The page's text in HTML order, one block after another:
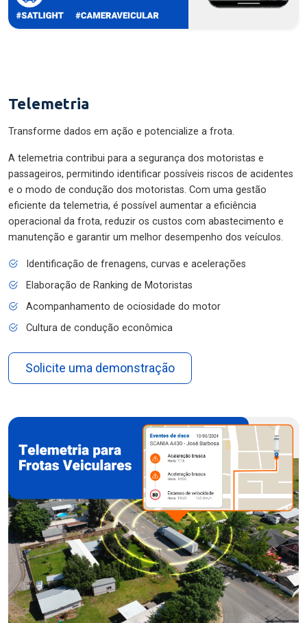
Telemetria
Transforme dados em ação e potencialize a frota.
A telemetria contribui para a segurança dos motoristas e
passageiros, permitindo identificar possíveis riscos de acidentes
e o modo de condução dos motoristas. Com uma gestão
eficiente da telemetria, é possível aumentar a eficiência
operacional da frota, reduzir os custos com abastecimento e
manutenção e garantir um melhor desempenho dos veículos.
Identificação de frenagens, curvas e acelerações
Elaboração de Ranking de Motoristas
Acompanhamento de ociosidade do motor
Cultura de condução econômica
Solicite uma demonstração